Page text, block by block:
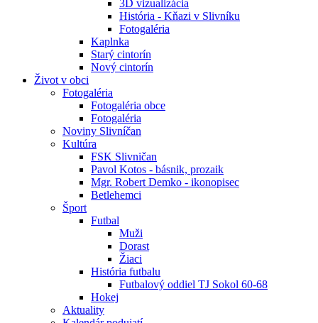
3D vizualizácia
História - Kňazi v Slivníku
Fotogaléria
Kaplnka
Starý cintorín
Nový cintorín
Život v obci
Fotogaléria
Fotogaléria obce
Fotogaléria
Noviny Slivníčan
Kultúra
FSK Slivničan
Pavol Kotos - básnik, prozaik
Mgr. Robert Demko - ikonopisec
Betlehemci
Šport
Futbal
Muži
Dorast
Žiaci
História futbalu
Futbalový oddiel TJ Sokol 60-68
Hokej
Aktuality